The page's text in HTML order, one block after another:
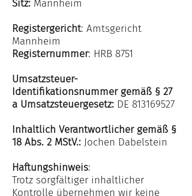
Sitz: Mannheim
Registergericht: Amtsgericht
Mannheim
Registernummer: HRB 8751
Umsatzsteuer-
Identifikationsnummer gemäß § 27
a Umsatzsteuergesetz: DE 813169527
Inhaltlich Verantwortlicher gemäß §
18 Abs. 2 MStV.: Jochen Dabelstein
Haftungshinweis:
Trotz sorgfältiger inhaltlicher
Kontrolle übernehmen wir keine